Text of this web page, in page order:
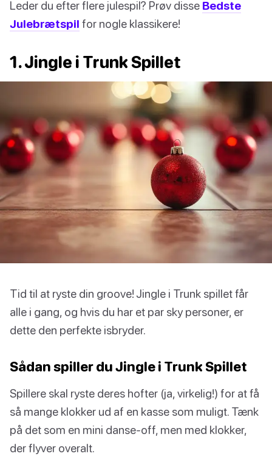
Leder du efter flere julespil? Prøv disse Bedste
Julebrætspil for nogle klassikere!
1. Jingle i Trunk Spillet
Tid til at ryste din groove! Jingle i Trunk spillet får
alle i gang, og hvis du har et par sky personer, er
dette den perfekte isbryder.
Sådan spiller du Jingle i Trunk Spillet
Spillere skal ryste deres hofter (ja, virkelig!) for at få
så mange klokker ud af en kasse som muligt. Tænk
på det som en mini danse-off, men med klokker,
der flyver overalt.